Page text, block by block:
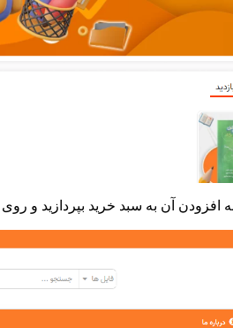
افزودن آن به سبد خرید بپردازید و